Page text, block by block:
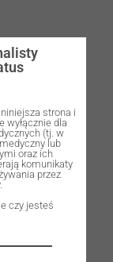
strona i
wyłącznie dla
(tj. w
lub
oraz ich
komunikaty
przez
czy jesteś